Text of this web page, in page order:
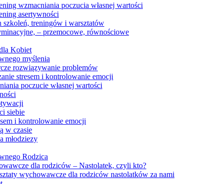
wzmacniania poczucia własnej wartości
asertywności
szkoleń, treningów i warsztatów
– przemocowe, równościowe
Kobiet
myślenia
rozwiązywanie problemów
stresem i kontrolowanie emocji
poczucie własnej wartości
siebie
i kontrolowanie emocji
w czasie
młodziezy
Rodzica
dla rodziców – Nastolatek, czyli kto?
wychowawcze dla rodziców nastolatków za nami